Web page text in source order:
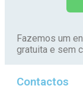
Fazemos um
gratuita e sem
Contactos